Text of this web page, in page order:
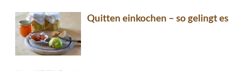
Quitten einkochen – so gelingt es